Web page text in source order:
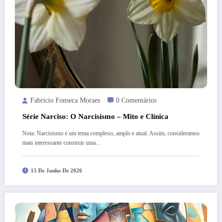
Fabricio Fonseca Moraes 0 Comentários
Série Narciso: O Narcisismo – Mito e Clínica
Nota: Narcisismo é um tema complexo, amplo e atual. Assim, consideramos
mais interessante construir uma…
15 De Junho De 2026